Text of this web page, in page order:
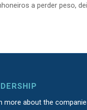
a perder peso,
more about the